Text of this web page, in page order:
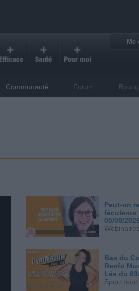
Me
Communauté Forum
Peut-on
féculents
05/08/2026
Bas du
Renfo
Léa du
Sport